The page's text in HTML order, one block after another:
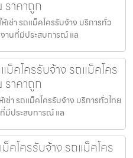
ราคาถูก
เช่า รถแม็คโครรับจ้าง บริการทั่ว
านที่มีประสบการณ์ แล
ม็คโครรับจ้าง รถแม็คโคร
ราคาถูก
ช่า รถแม็คโครรับจ้าง บริการทั่วไทย
มีประสบการณ์ แล
คโครรับจ้าง รถแม็คโคร